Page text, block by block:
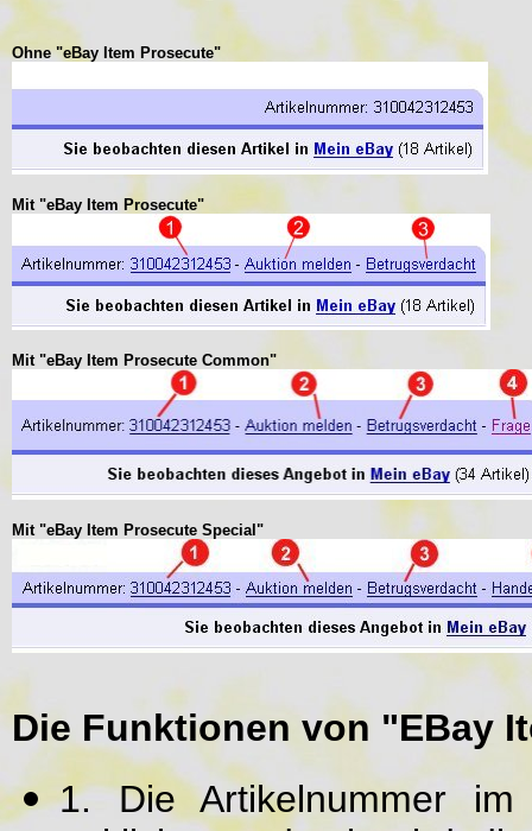
Ohne "eBay Item Prosecute"
Mit "eBay Item Prosecute"
Mit "eBay Item Prosecute Common"
Mit "eBay Item Prosecute Special"
Die Funktionen von "EBay
1. Die Artikelnummer im